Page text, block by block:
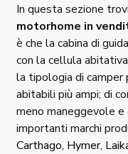
In questa sezione
motorhome in
è che la cabina di
con la cellula
la tipologia di camper
abitabili più ampi; di
meno maneggevole e
importanti marchi
Carthago, Hymer,